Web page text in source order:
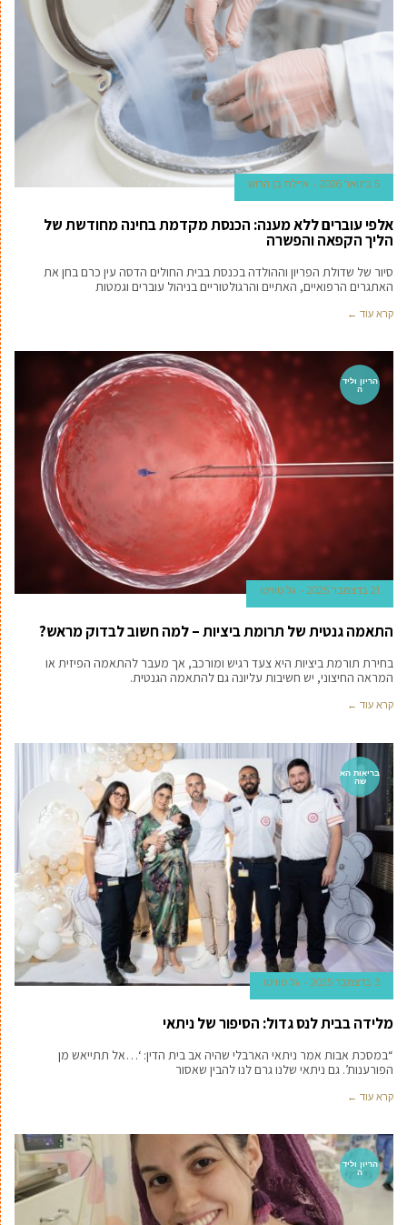
5 בינואר 2026 איילת בן הרוש
אלפי עוברים ללא מענה: הכנסת מקדמת בחינה מחודשת של
הליך הקפאה והפשרה
סיור של שדולת הפריון וההולדה בכנסת בבית החולים הדסה עין כרם בחן את
האתגרים הרפואיים, האתיים והרגולטוריים בניהול עוברים וגמטות
קרא עוד ←
הריון וליד
ה
21 בדצמבר 2025 גל טוויטו
התאמה גנטית של תרומת ביציות – למה חשוב לבדוק מראש?
בחירת תורמת ביציות היא צעד רגיש ומורכב, אך מעבר להתאמה הפיזית או
המראה החיצוני, יש חשיבות עליונה גם להתאמה הגנטית.
קרא עוד ←
בריאות הא
שה
3 בדצמבר 2025 גל טוויטו
מלידה בבית לנס גדול: הסיפור של ניתאי
“במסכת אבות אמר ניתאי הארבלי שהיה אב בית הדין: ‘…אל תתייאש מן
הפורענות’. גם ניתאי שלנו גרם לנו להבין שאסור
קרא עוד ←
הריון וליד
ה